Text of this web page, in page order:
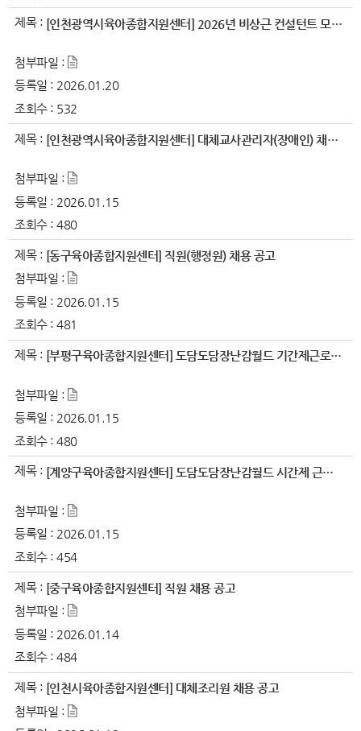
제목 : [인천광역시육아종합지원센터] 2026년 비상근 컨설턴트 모집 공고
첨부파일 :
등록일 : 2026.01.20
조회수 : 532
제목 : [인천광역시육아종합지원센터] 대체교사관리자(장애인) 채용 공고
첨부파일 :
등록일 : 2026.01.15
조회수 :480
제목 : [동구육아종합지원센터] 직원(행정원) 채용 공고
첨부파일 :
등록일 : 2026.01.15
조회수 :481
제목 : [부평구육아종합지원센터] 도담도담장난감월드 기간제근로자 채용 공고..
첨부파일 :
등록일 : 2026.01.15
조회수 :480
제목 : [계양구육아종합지원센터] 도담도담장난감월드 시간제 근로자 채용공고..
첨부파일 :
등록일 : 2026.01.15
조회수 :454
제목 : [중구육아종합지원센터] 직원 채용 공고
첨부파일 :
등록일 : 2026.01.14
조회수 :484
제목 : [인천시육아종합지원센터] 대체조리원 채용 공고
첨부파일 :